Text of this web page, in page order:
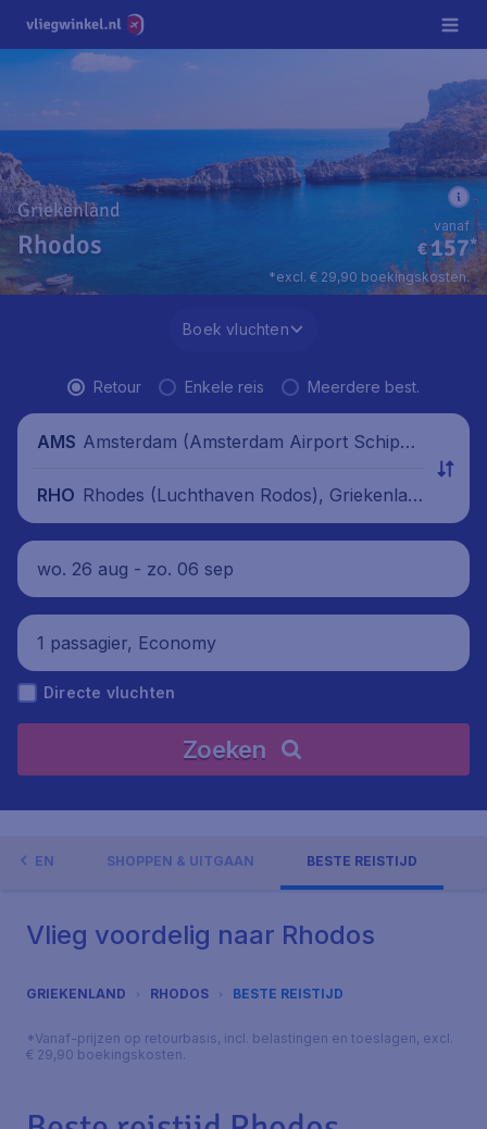
Griekenland
Rhodos €157*
vanaf
*excl. € 29,90 boekingskosten.
Boek vluchten
Retour Enkele reis Meerdere best.
AMS Amsterdam (Amsterdam Airport Schipho
RHO Rhodes (Luchthaven Rodos), Griekenlan
d
wo. 26 aug - zo. 06 sep
1 passagier, Economy
Directe vluchten
Zoeken
SHOPPEN & UITGAAN BESTE REISTIJD
Vlieg voordelig naar Rhodos
GRIEKENLAND RHODOS BESTE REISTIJD
*Vanaf-prijzen op retourbasis, incl. belastingen en toeslagen, excl.
€ 29,90 boekingskosten.